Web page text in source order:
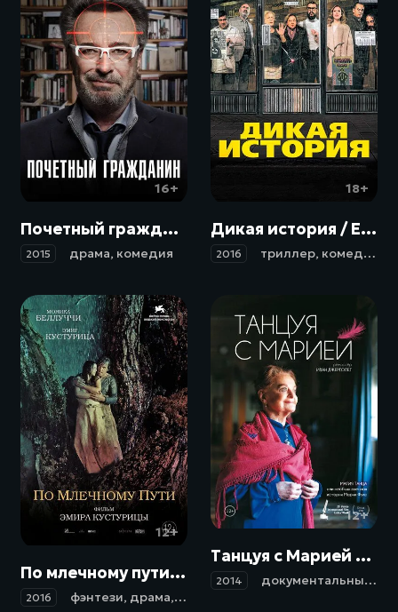
16+
Почетный гражданин / El ciudadano ilustre (2015)
2015 драма, комедия
18+
Дикая история / El bar (2016)
2016 триллер, комедия
12+
По млечному пути / On the Milky Road (2016)
2016 фэнтези, драма, мелодрама
12+
Танцуя с Марией / Dancing with Maria (2014)
2014 документальный ,